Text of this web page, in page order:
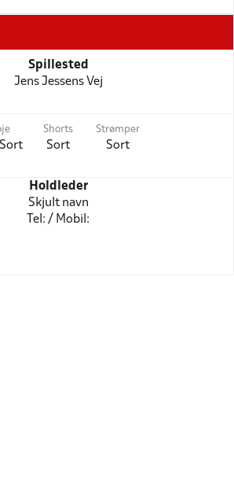
Spillested
Jens Jessens Vej
Shorts
Sort
Strømper
Sort
Holdleder
Skjult navn
Tel: / Mobil: